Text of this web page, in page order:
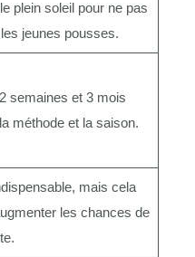
plein soleil pour ne pas
jeunes pousses.
semaines et 3 mois
méthode et la saison.
mais cela
les chances de